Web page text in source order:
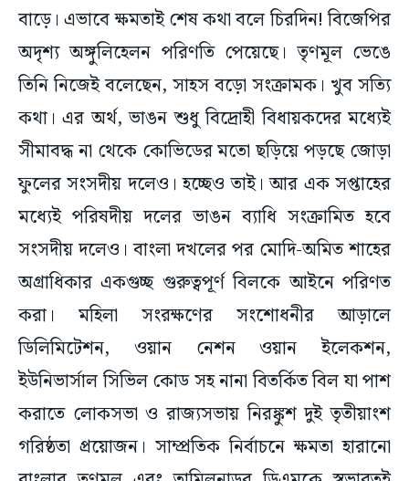
অদৃশ্য অঙ্গুলিহেলন পরিণতি পেয়েছে। তৃণমূল ভেঙে
তিনি নিজেই বলেছেন, সাহস বড়ো সংক্রামক। খুব সত্যি
কথা। এর অর্থ, ভাঙন শুধু বিদ্রোহী বিধায়কদের মধ্যেই
সীমাবদ্ধ না থেকে কোভিডের মতো ছড়িয়ে পড়ছে জোড়া
ফুলের সংসদীয় দলেও। হচ্ছেও তাই। আর এক সপ্তাহের
মধ্যেই পরিষদীয় দলের ভাঙন ব্যাধি সংক্রামিত হবে
সংসদীয় দলেও। বাংলা দখলের পর মোদি-অমিত শাহের
অগ্রাধিকার একগুচ্ছ গুরুত্বপূর্ণ বিলকে আইনে পরিণত
করা। মহিলা সংরক্ষণের সংশোধনীর আড়ালে
ডিলিমিটেশন, ওয়ান নেশন ওয়ান ইলেকশন,
ইউনিভার্সাল সিভিল কোড সহ নানা বিতর্কিত বিল যা পাশ
করাতে লোকসভা ও রাজ্যসভায় নিরঙ্কুশ দুই তৃতীয়াংশ
গরিষ্ঠতা প্রয়োজন। সাম্প্রতিক নির্বাচনে ক্ষমতা হারানো
বাংলার তৃণমূল এবং তামিলনাড়ুর ডিএমকে স্বভাবতই